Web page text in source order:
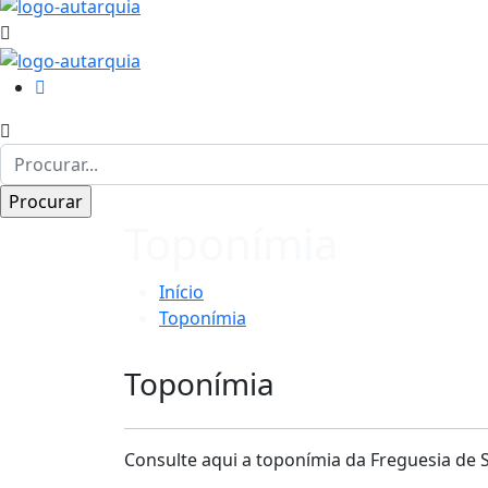
Início
Toponímia
Toponímia
Consulte aqui a toponímia da Freguesia de